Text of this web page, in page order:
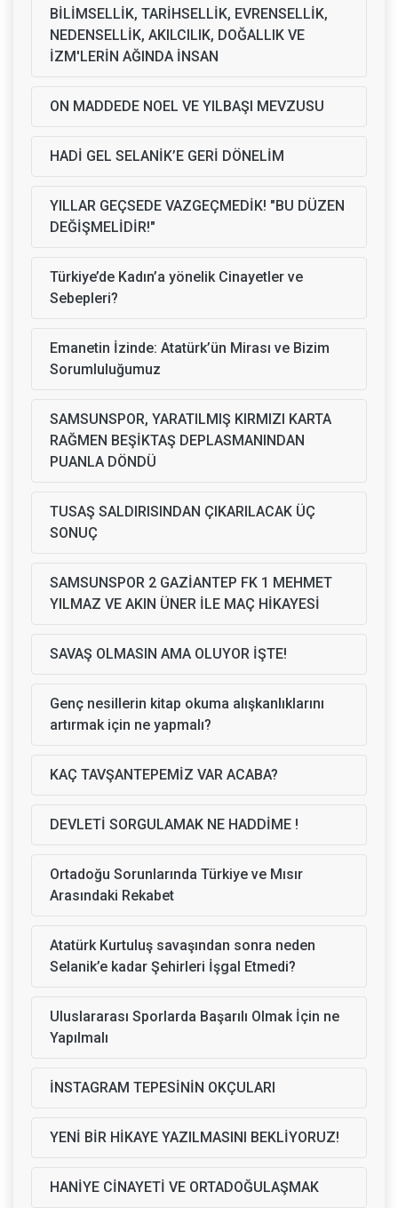
BİLİMSELLİK, TARİHSELLİK, EVRENSELLİK,
NEDENSELLİK, AKILCILIK, DOĞALLIK VE
İZM'LERİN AĞINDA İNSAN
ON MADDEDE NOEL VE YILBAŞI MEVZUSU
HADİ GEL SELANİK’E GERİ DÖNELİM
YILLAR GEÇSEDE VAZGEÇMEDİK! "BU DÜZEN
DEĞİŞMELİDİR!"
Türkiye’de Kadın’a yönelik Cinayetler ve
Sebepleri?
Emanetin İzinde: Atatürk’ün Mirası ve Bizim
Sorumluluğumuz
SAMSUNSPOR, YARATILMIŞ KIRMIZI KARTA
RAĞMEN BEŞİKTAŞ DEPLASMANINDAN
PUANLA DÖNDÜ
TUSAŞ SALDIRISINDAN ÇIKARILACAK ÜÇ
SONUÇ
SAMSUNSPOR 2 GAZİANTEP FK 1 MEHMET
YILMAZ VE AKIN ÜNER İLE MAÇ HİKAYESİ
SAVAŞ OLMASIN AMA OLUYOR İŞTE!
Genç nesillerin kitap okuma alışkanlıklarını
artırmak için ne yapmalı?
KAÇ TAVŞANTEPEMİZ VAR ACABA?
DEVLETİ SORGULAMAK NE HADDİME !
Ortadoğu Sorunlarında Türkiye ve Mısır
Arasındaki Rekabet
Atatürk Kurtuluş savaşından sonra neden
Selanik’e kadar Şehirleri İşgal Etmedi?
Uluslararası Sporlarda Başarılı Olmak İçin ne
Yapılmalı
İNSTAGRAM TEPESİNİN OKÇULARI
YENİ BİR HİKAYE YAZILMASINI BEKLİYORUZ!
HANİYE CİNAYETİ VE ORTADOĞULAŞMAK